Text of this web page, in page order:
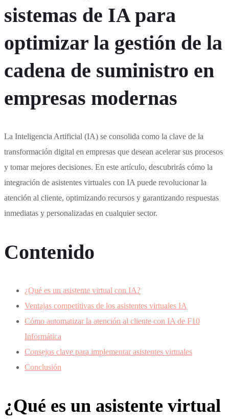
sistemas de IA para
optimizar la gestión de la
cadena de suministro en
empresas modernas
La Inteligencia Artificial (IA) se consolida como la clave de la
transformación digital en empresas que desean acelerar sus procesos
y tomar mejores decisiones. En este artículo, descubrirás cómo la
integración de asistentes virtuales con IA puede revolucionar la
atención al cliente, optimizando recursos y garantizando respuestas
inmediatas y personalizadas en cualquier sector.
Contenido
¿Qué es un asistente virtual con IA?
Ventajas competitivas de los asistentes virtuales IA
Cómo automatizar la atención al cliente con IA de F10
Informática
Consejos clave para implementar asistentes virtuales
Conclusión
¿Qué es un asistente virtual